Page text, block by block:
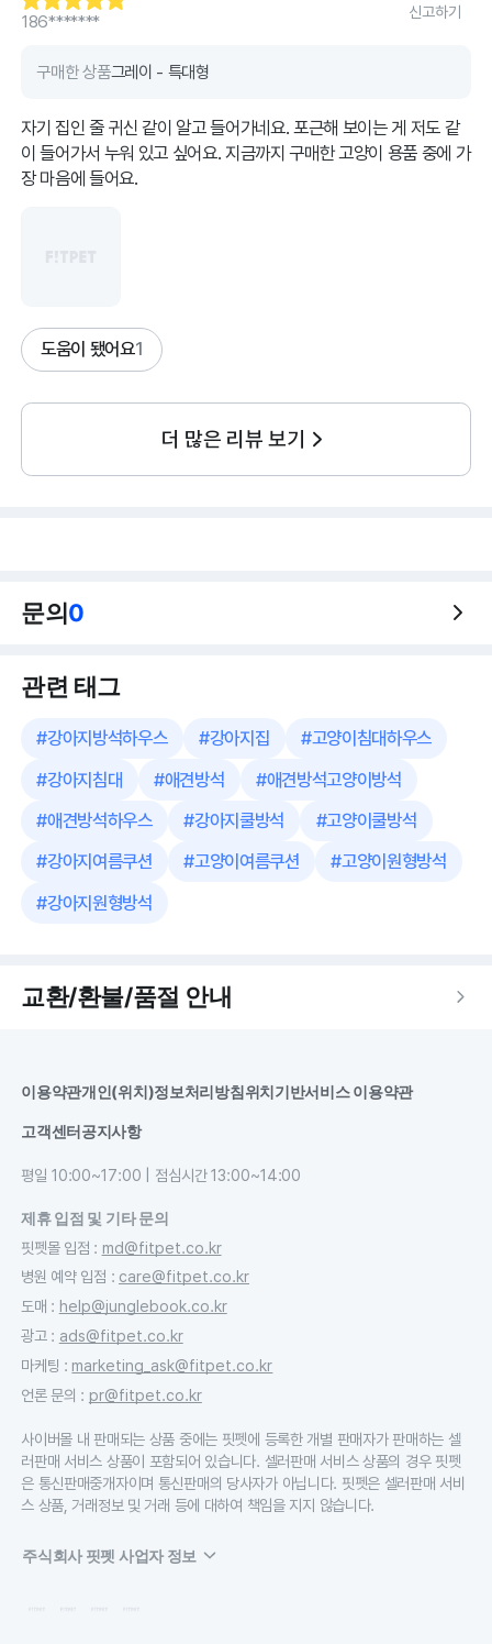
186*******
신고하기
구매한 상품그레이 - 특대형
자기 집인 줄 귀신 같이 알고 들어가네요. 포근해 보이는 게 저도 같
이 들어가서 누워 있고 싶어요. 지금까지 구매한 고양이 용품 중에 가
장 마음에 들어요.
도움이 됐어요1
더 많은 리뷰 보기
문의0
관련 태그
#강아지방석하우스 #강아지집 #고양이침대하우스
#강아지침대 #애견방석 #애견방석고양이방석
#애견방석하우스 #강아지쿨방석 #고양이쿨방석
#강아지여름쿠션 #고양이여름쿠션 #고양이원형방석
#강아지원형방석
교환/환불/품절 안내
이용약관개인(위치)정보처리방침위치기반서비스 이용약관
고객센터공지사항
평일 10:00~17:00 | 점심시간 13:00~14:00
제휴 입점 및 기타 문의
핏펫몰 입점 : md@fitpet.co.kr
병원 예약 입점 : care@fitpet.co.kr
도매 : help@junglebook.co.kr
광고: ads@fitpet.co.kr
마케팅 : marketing_ask@fitpet.co.kr
언론 문의 : pr@fitpet.co.kr
사이버몰 내 판매되는 상품 중에는 핏펫에 등록한 개별 판매자가 판매하는 셀
러판매 서비스 상품이 포함되어 있습니다. 셀러판매 서비스 상품의 경우 핏펫
은 통신판매중개자이며 통신판매의 당사자가 아닙니다. 핏펫은 셀러판매 서비
스 상품, 거래정보 및 거래 등에 대하여 책임을 지지 않습니다.
주식회사 핏펫 사업자 정보